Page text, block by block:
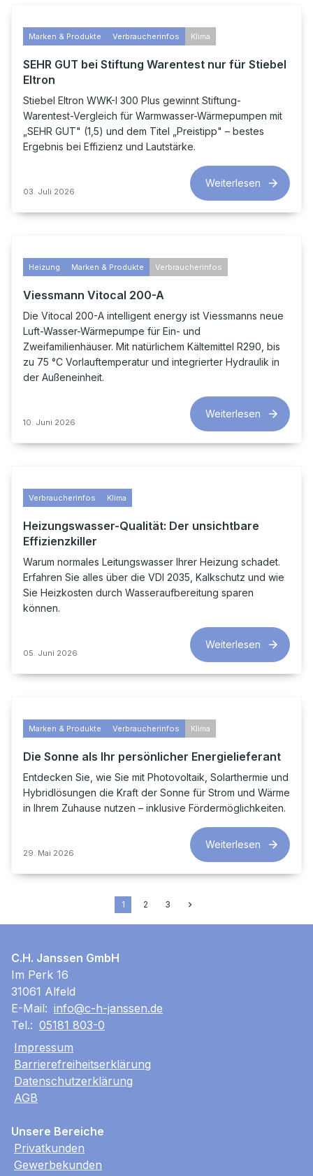
Marken & Produkte Verbraucherinfos Klima
SEHR GUT bei Stiftung Warentest nur für Stiebel
Eltron
Stiebel Eltron WWK-I 300 Plus gewinnt Stiftung-
Warentest-Vergleich für Warmwasser-Wärmepumpen mit
„SEHR GUT" (1,5) und dem Titel „Preistipp" – bestes
Ergebnis bei Effizienz und Lautstärke.
03. Juli 2026
Weiterlesen
Heizung Marken & Produkte Verbraucherinfos
Viessmann Vitocal 200-A
Die Vitocal 200-A intelligent energy ist Viessmanns neue
Luft-Wasser-Wärmepumpe für Ein- und
Zweifamilienhäuser. Mit natürlichem Kältemittel R290, bis
zu 75 °C Vorlauftemperatur und integrierter Hydraulik in
der Außeneinheit.
10. Juni 2026
Weiterlesen
Verbraucherinfos Klima
Heizungswasser-Qualität: Der unsichtbare
Effizienzkiller
Warum normales Leitungswasser Ihrer Heizung schadet.
Erfahren Sie alles über die VDI 2035, Kalkschutz und wie
Sie Heizkosten durch Wasseraufbereitung sparen
können.
05. Juni 2026
Weiterlesen
Marken & Produkte Verbraucherinfos Klima
Die Sonne als Ihr persönlicher Energielieferant
Entdecken Sie, wie Sie mit Photovoltaik, Solarthermie und
Hybridlösungen die Kraft der Sonne für Strom und Wärme
in Ihrem Zuhause nutzen – inklusive Fördermöglichkeiten.
29. Mai 2026
Weiterlesen
1 2 3
C.H. Janssen GmbH
Im Perk 16
31061 Alfeld
E-Mail: info@c-h-janssen.de
Tel.: 05181 803-0
Impressum
Barrierefreiheitserklärung
Datenschutzerklärung
AGB
Unsere Bereiche
Privatkunden
Gewerbekunden